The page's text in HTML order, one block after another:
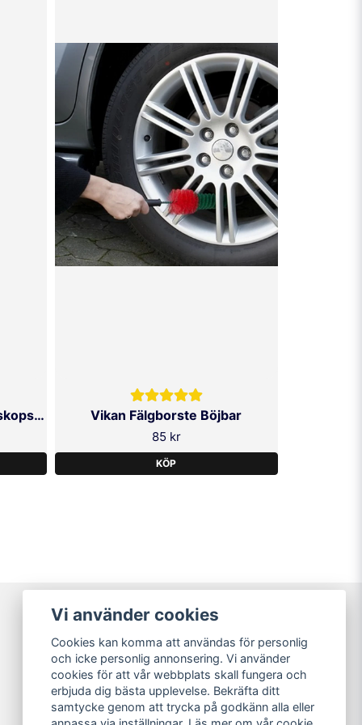
Vikan Dammvippa med teleskopskaft 710-1090mm Vikan Fälgborste Böjbar
85 kr
KÖP
Varumärken
Köpvillkor
Kundtjänst
Guider
Vi använder cookies
Cookies kan komma att användas för personlig
och icke personlig annonsering. Vi använder
cookies för att vår webbplats skall fungera och
erbjuda dig bästa upplevelse. Bekräfta ditt
samtycke genom att trycka på godkänn alla eller